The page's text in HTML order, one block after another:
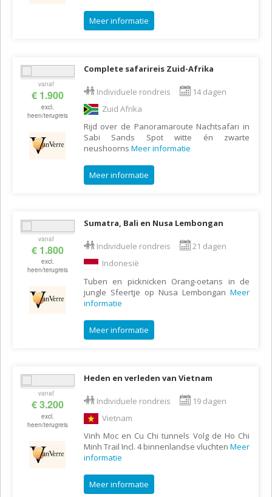
Meer informatie
vanaf
€ 1.900
excl.
heen/terugreis
Complete safarireis Zuid-Afrika
Individuele rondreis
14 dagen
Zuid Afrika
Rijd over de Panoramaroute Nachtsafari in
Sabi Sands Spot witte én zwarte
neushoorns Meer informatie
Meer informatie
vanaf
€ 1.800
excl.
heen/terugreis
Sumatra, Bali en Nusa Lembongan
Individuele rondreis
21 dagen
Indonesië
Tuben en picknicken Orang-oetans in de
jungle Sfeertje op Nusa Lembongan Meer
informatie
Meer informatie
vanaf
€ 3.200
excl.
heen/terugreis
Heden en verleden van Vietnam
Individuele rondreis
19 dagen
Vietnam
Vinh Moc en Cu Chi tunnels Volg de Ho Chi
Minh Trail Incl. 4 binnenlandse vluchten Meer
informatie
Meer informatie